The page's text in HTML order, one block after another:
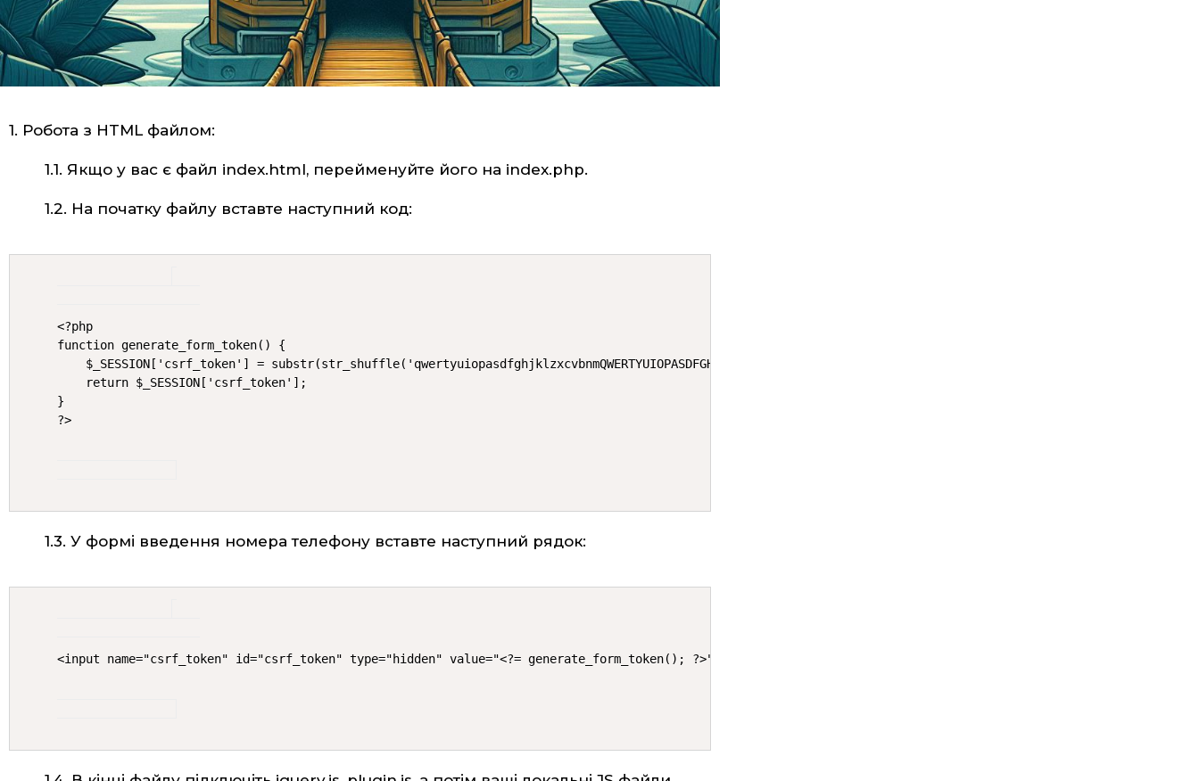
1. Робота з HTML файлом:
1.1. Якщо у вас є файл index.html, перейменуйте його на index.php.
1.2. На початку файлу вставте наступний код:
<?php
function generate_form_token() {
    $_SESSION['csrf_token'] = substr(str_shuffle('qwertyuiopasdfghjklzxcvbnmQWERTYUIOPASDFGHJKLZXCVBNM'), 0, 10);
    return $_SESSION['csrf_token'];
}
?>
1.3. У формі введення номера телефону вставте наступний рядок:
<input name="csrf_token" id="csrf_token" type="hidden" value="<?= generate_form_token(); ?>">